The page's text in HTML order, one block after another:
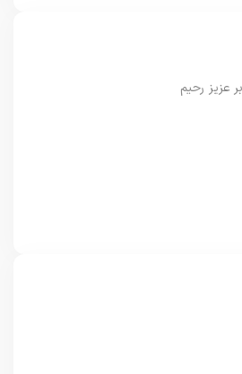
عزیز رحیم